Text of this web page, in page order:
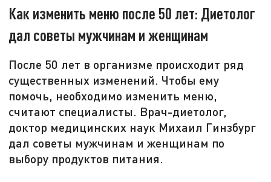
Как изменить меню после 50 лет: Диетолог
дал советы мужчинам и женщинам
После 50 лет в организме происходит ряд
существенных изменений. Чтобы ему
помочь, необходимо изменить меню,
считают специалисты. Врач-диетолог,
доктор медицинских наук Михаил Гинзбург
дал советы мужчинам и женщинам по
выбору продуктов питания.